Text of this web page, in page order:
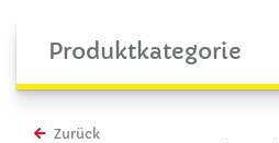
Produktkategorie
Zurück